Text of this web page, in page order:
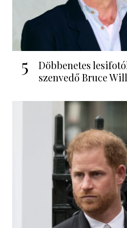
5
Döbbenetes
szenvedő Bruce